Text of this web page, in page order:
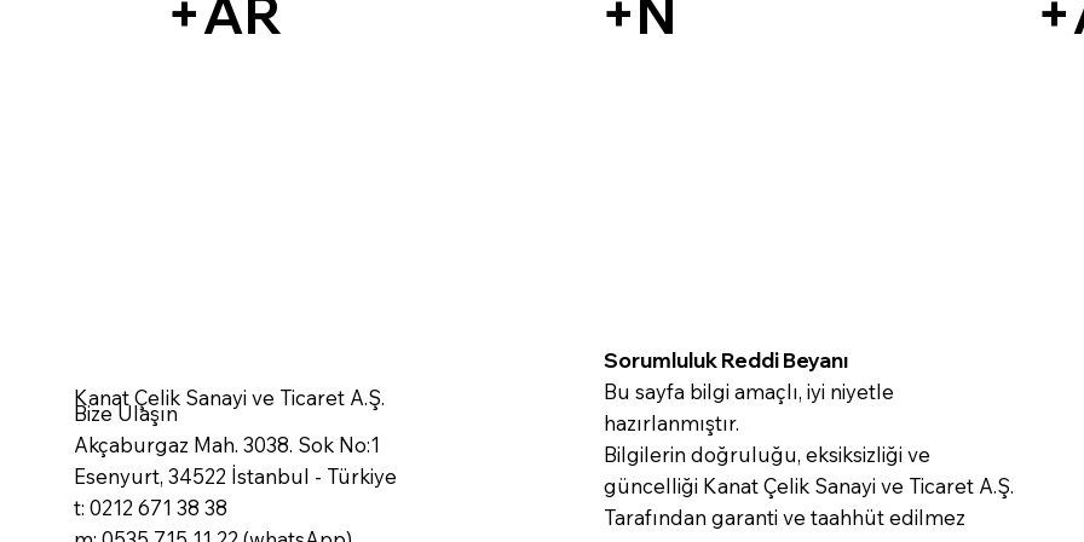
+AR +N
Kanat Çelik Sanayi ve Ticaret A.Ş.
Bize Ulaşın
Akçaburgaz Mah. 3038. Sok No:1
Esenyurt, 34522 İstanbul - Türkiye
t: 0212 671 38 38
Sorumluluk Reddi Beyanı
Bu sayfa bilgi amaçlı, iyi niyetle
hazırlanmıştır.
Bilgilerin doğruluğu, eksiksizliği ve
güncelliği Kanat Çelik Sanayi ve Ticaret A.Ş.
Tarafından garanti ve taahhüt edilmez